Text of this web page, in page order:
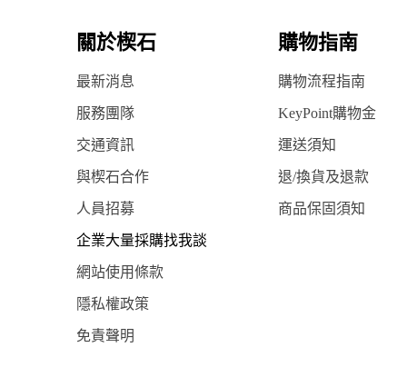
關於楔石 購物指南
最新消息 購物流程指南
服務團隊 KeyPoint購物金
交通資訊 運送須知
與楔石合作 退/換貨及退款
人員招募 商品保固須知
企業大量採購找我談
網站使用條款
隱私權政策
免責聲明